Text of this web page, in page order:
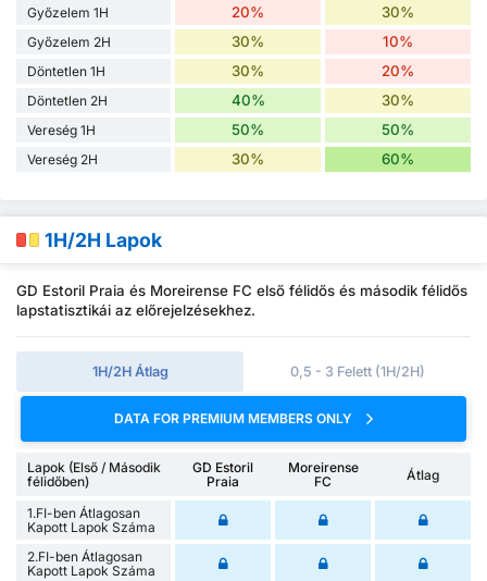
Győzelem 1H
20% 30%
Győzelem 2H 30% 10%
Döntetlen 1H 30% 20%
Döntetlen 2H 40% 30%
Vereség 1H 50% 50%
Vereség 2H 30% 60%
1H/2H Lapok
GD Estoril Praia és Moreirense FC első félidős és második félidős
lapstatisztikái az előrejelzésekhez.
1H/2H Átlag 0,5 - 3 Felett (1H/2H)
DATA FOR PREMIUM MEMBERS ONLY
Lapok (Első / Második
félidőben)
GD Estoril
Praia
Moreirense
FC
Átlag
1.FI-ben Átlagosan
Kapott Lapok Száma
2.FI-ben Átlagosan
Kapott Lapok Száma